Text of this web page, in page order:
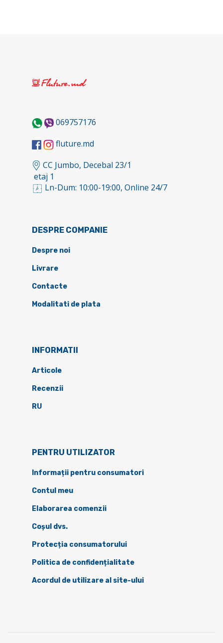
069757176
fluture.md
CC Jumbo, Decebal 23/1
etaj 1
Ln-Dum: 10:00-19:00, Online 24/7
DESPRE COMPANIE
Despre noi
Livrare
Contacte
Modalitati de plata
INFORMATII
Articole
Recenzii
RU
PENTRU UTILIZATOR
Informații pentru consumatori
Contul meu
Elaborarea comenzii
Coșul dvs.
Protecția consumatorului
Politica de confidențialitate
Acordul de utilizare al site-ului